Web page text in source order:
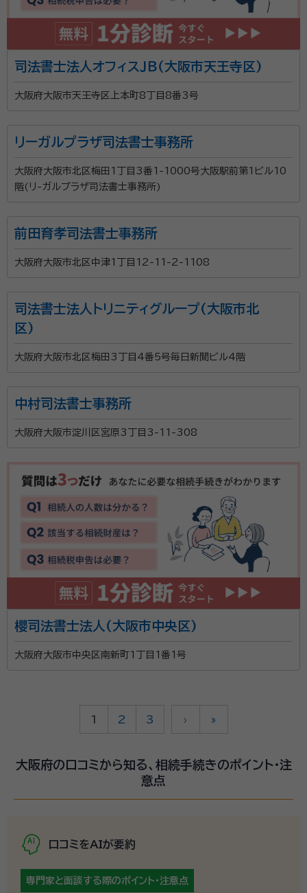
司法書士法人オフィスＪＢ(大阪市天王寺区)
大阪府大阪市天王寺区上本町8丁目8番3号
リーガルプラザ司法書士事務所
大阪府大阪市北区梅田1丁目3番1-1000号大阪駅前第1ビル10
階(リ-ガルプラザ司法書士事務所)
前田育孝司法書士事務所
大阪府大阪市北区中津1丁目12-11-2-1108
司法書士法人トリニティグループ(大阪市北
区)
大阪府大阪市北区梅田3丁目4番5号毎日新聞ビル4階
中村司法書士事務所
大阪府大阪市淀川区宮原3丁目3-11-308
櫻司法書士法人(大阪市中央区)
大阪府大阪市中央区南新町1丁目1番1号
1 2 3 › »
大阪府の口コミから知る、相続手続きのポイント・注
意点
口コミをAIが要約
専門家と面談する際のポイント・注意点